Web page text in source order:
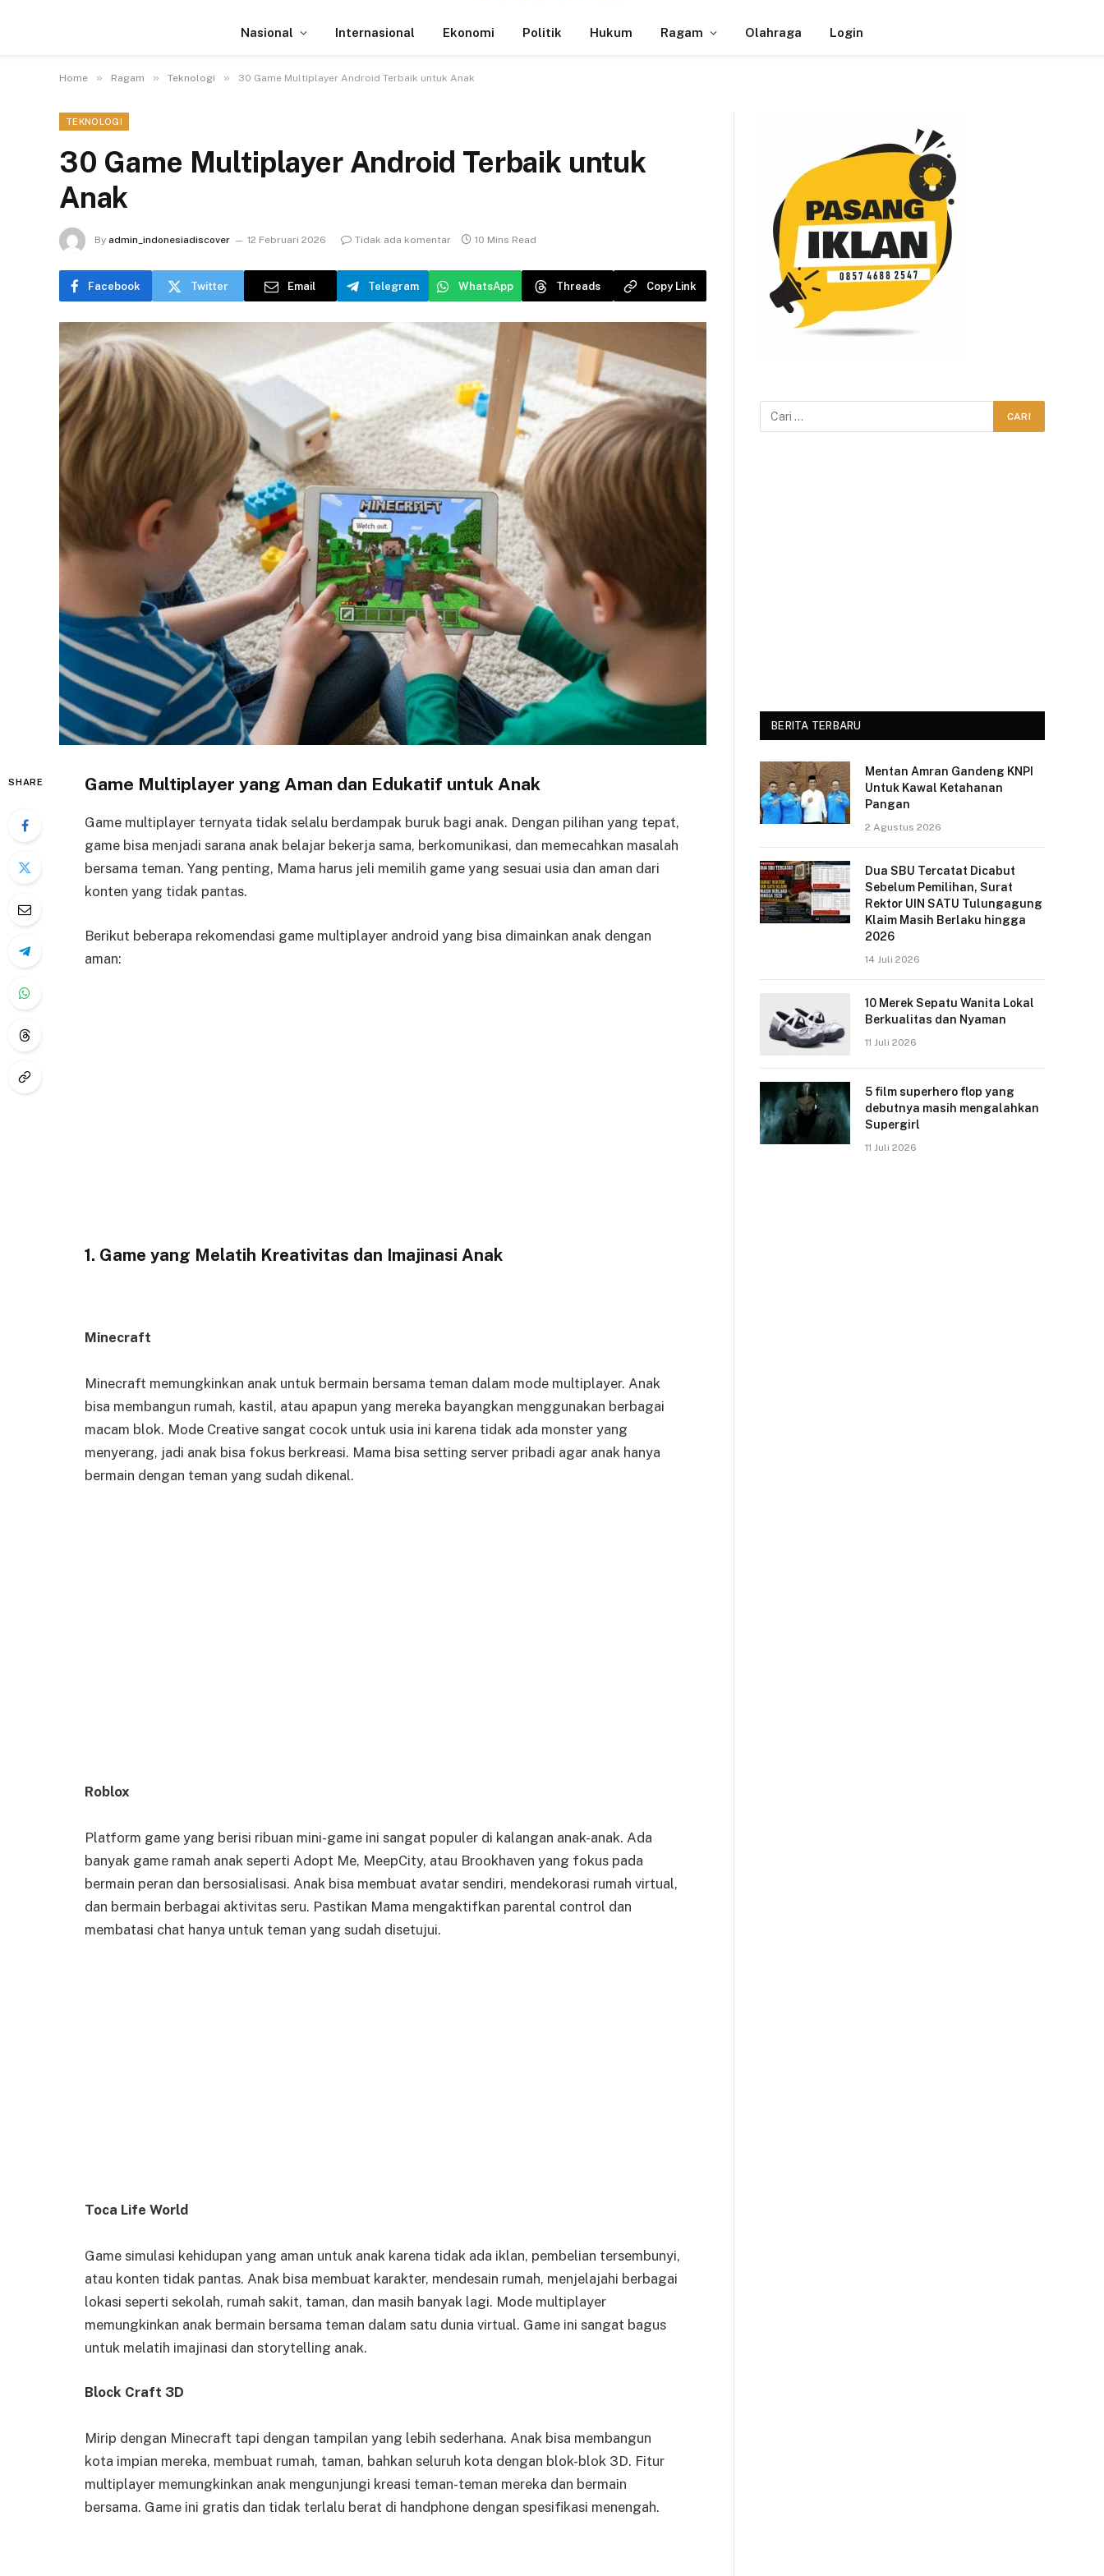
Nasional Internasional Ekonomi Politik Hukum Ragam Olahraga Login
Home » Ragam » Teknologi » 30 Game Multiplayer Android Terbaik untuk Anak
TEKNOLOGI
30 Game Multiplayer Android Terbaik untuk
Anak
By admin_indonesiadiscover 12 Februari 2026 Tidak ada komentar 10 Mins Read
Facebook Twitter Email Telegram WhatsApp Threads Copy Link
SHARE Game Multiplayer yang Aman dan Edukatif untuk Anak
Game multiplayer ternyata tidak selalu berdampak buruk bagi anak. Dengan pilihan yang tepat,
game bisa menjadi sarana anak belajar bekerja sama, berkomunikasi, dan memecahkan masalah
bersama teman. Yang penting, Mama harus jeli memilih game yang sesuai usia dan aman dari
konten yang tidak pantas.
Berikut beberapa rekomendasi game multiplayer android yang bisa dimainkan anak dengan
aman:
1. Game yang Melatih Kreativitas dan Imajinasi Anak
Minecraft
Minecraft memungkinkan anak untuk bermain bersama teman dalam mode multiplayer. Anak
bisa membangun rumah, kastil, atau apapun yang mereka bayangkan menggunakan berbagai
macam blok. Mode Creative sangat cocok untuk usia ini karena tidak ada monster yang
menyerang, jadi anak bisa fokus berkreasi. Mama bisa setting server pribadi agar anak hanya
bermain dengan teman yang sudah dikenal.
Roblox
Platform game yang berisi ribuan mini-game ini sangat populer di kalangan anak-anak. Ada
banyak game ramah anak seperti Adopt Me, MeepCity, atau Brookhaven yang fokus pada
bermain peran dan bersosialisasi. Anak bisa membuat avatar sendiri, mendekorasi rumah virtual,
dan bermain berbagai aktivitas seru. Pastikan Mama mengaktifkan parental control dan
membatasi chat hanya untuk teman yang sudah disetujui.
Toca Life World
Game simulasi kehidupan yang aman untuk anak karena tidak ada iklan, pembelian tersembunyi,
atau konten tidak pantas. Anak bisa membuat karakter, mendesain rumah, menjelajahi berbagai
lokasi seperti sekolah, rumah sakit, taman, dan masih banyak lagi. Mode multiplayer
memungkinkan anak bermain bersama teman dalam satu dunia virtual. Game ini sangat bagus
untuk melatih imajinasi dan storytelling anak.
Block Craft 3D
Mirip dengan Minecraft tapi dengan tampilan yang lebih sederhana. Anak bisa membangun
kota impian mereka, membuat rumah, taman, bahkan seluruh kota dengan blok-blok 3D. Fitur
multiplayer memungkinkan anak mengunjungi kreasi teman-teman mereka dan bermain
bersama. Game ini gratis dan tidak terlalu berat di handphone dengan spesifikasi menengah.
BERITA TERBARU
Mentan Amran Gandeng KNPI
Untuk Kawal Ketahanan
Pangan
2 Agustus 2026
Dua SBU Tercatat Dicabut
Sebelum Pemilihan, Surat
Rektor UIN SATU Tulungagung
Klaim Masih Berlaku hingga
2026
14 Juli 2026
10 Merek Sepatu Wanita Lokal
Berkualitas dan Nyaman
11 Juli 2026
5 film superhero flop yang
debutnya masih mengalahkan
Supergirl
11 Juli 2026